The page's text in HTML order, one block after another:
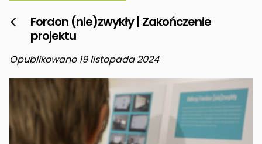

Fordon (nie)zwykły | Zakończenie
projektu
Opublikowano 19 listopada 2024